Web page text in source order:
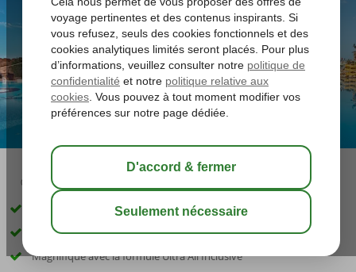
03:45 sauver
Bel hôtel à thème, directement sur la plage
Petits et grands passeront un bon moment ici
Magnifique avec la formule Ultra All Inclusive